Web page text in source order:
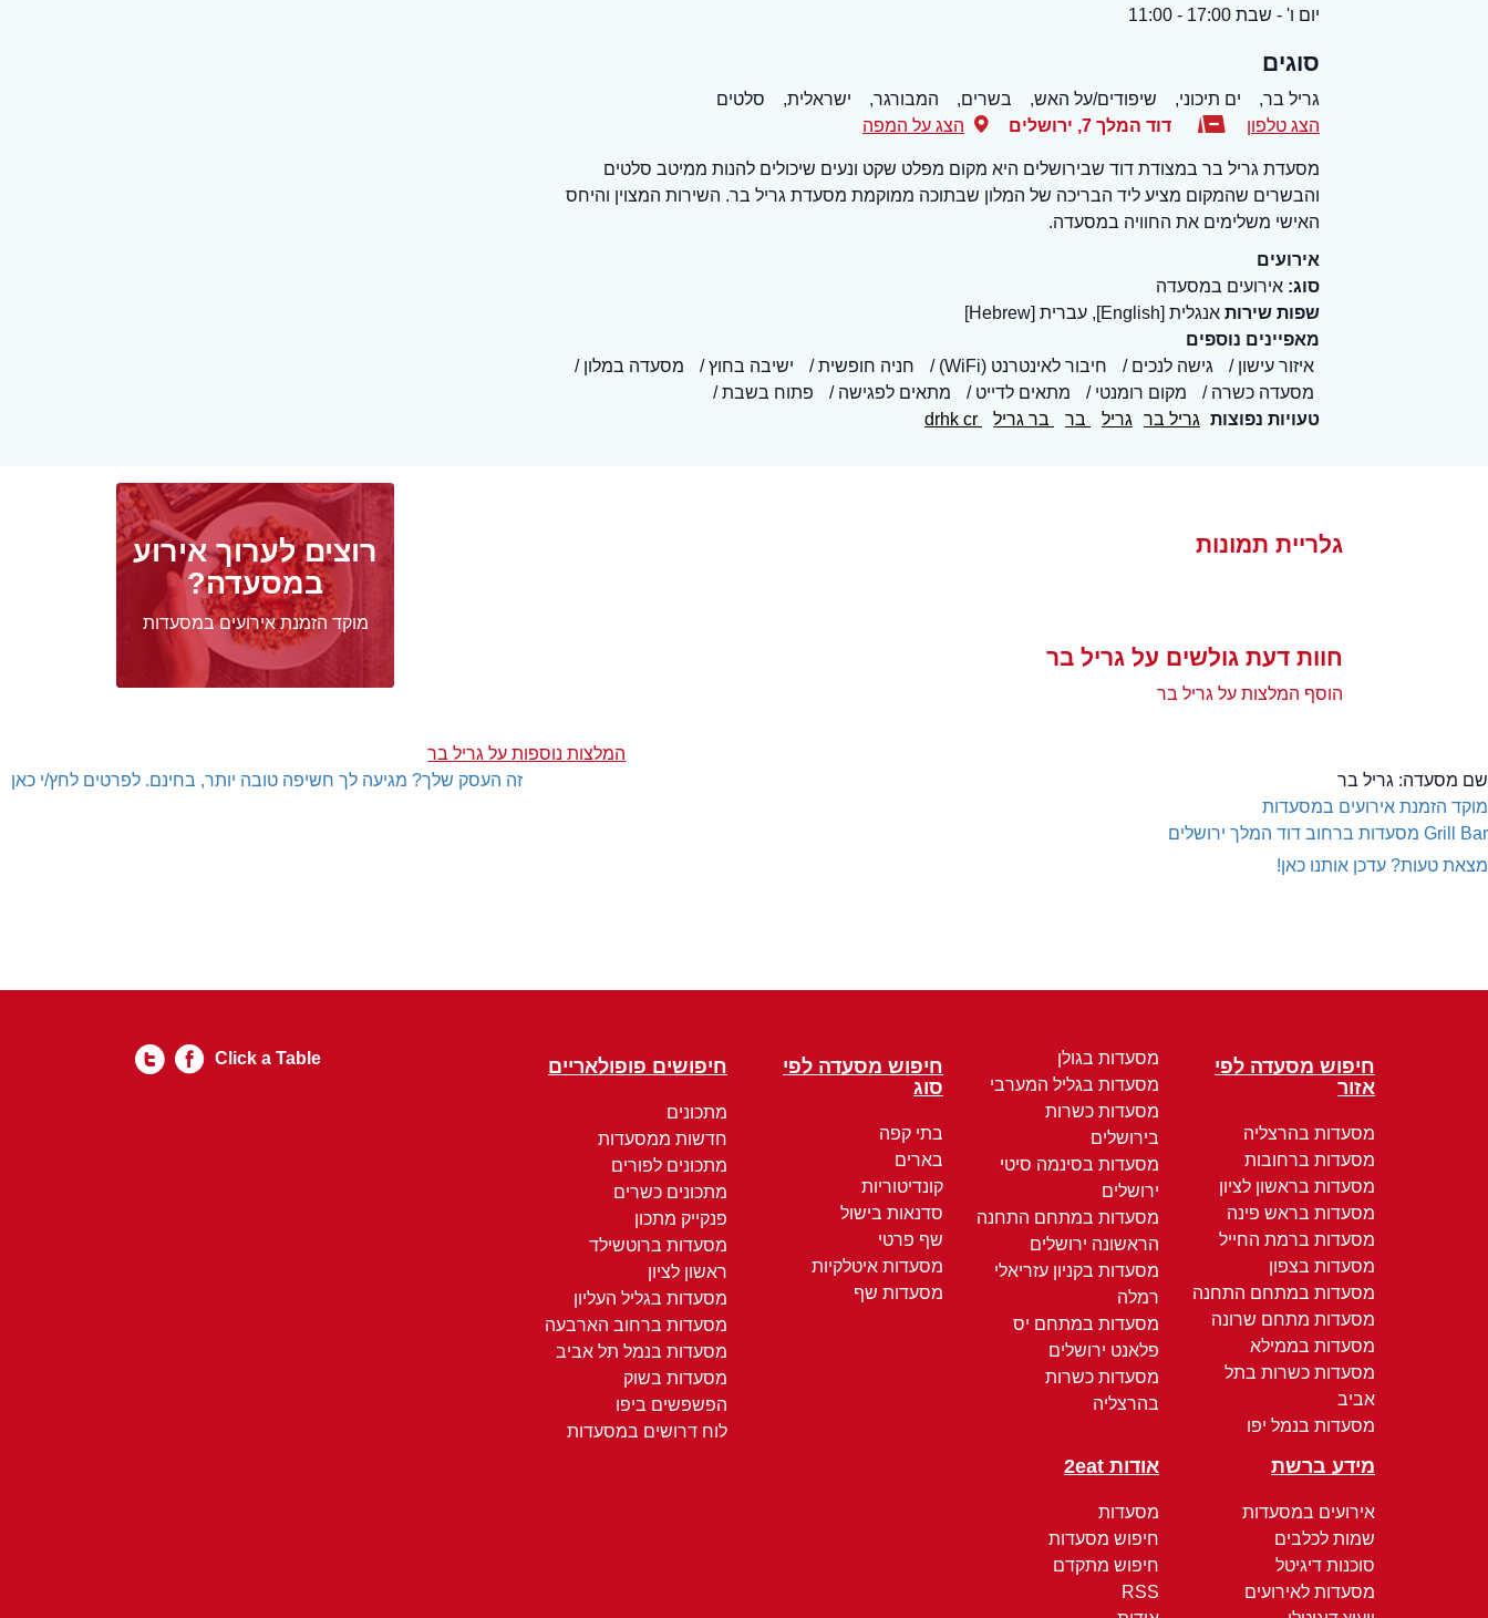
יום ו' - שבת 17:00 - 11:00
סוגים
גריל בר, ים תיכוני, שיפודים/על האש, בשרים, המבורגר, ישראלית,
סלטים
הצג טלפון
דוד המלך 7 , ירושלים הצג על המפה
מסעדת גריל בר במצודת דוד שבירושלים היא מקום מפלט שקט ונעים שיכולים להנות ממיטב סלטים
והבשרים שהמקום מציע ליד הבריכה של המלון שבתוכה ממוקמת מסעדת גריל בר. השירות המצוין והיחס
האישי משלימים את החוויה במסעדה.
אירועים
סוג: אירועים במסעדה
שפות שירות אנגלית [English], עברית [Hebrew]
מאפיינים נוספים
איזור עישון
גישה לנכים חיבור לאינטרנט (WiFi) חניה חופשית ישיבה בחוץ
מסעדה במלון
מסעדה כשרה
מקום רומנטי מתאים לדייט מתאים לפגישה
פתוח בשבת
טעויות נפוצות גריל בר גריל בר בר גריל
גלריית תמונות
חוות דעת גולשים על גריל בר
הוסף המלצות על גריל בר
המלצות נוספות על גריל בר
רוצים לערוך אירוע
במסעדה?
מוקד הזמנת אירועים במסעדות
זה העסק שלך? מגיעה לך חשיפה טובה יותר, בחינם. לפרטים לחץ/י כאן שם מסעדה: גריל בר
מוקד הזמנת אירועים במסעדות
Grill Bar מסעדות ברחוב דוד המלך ירושלים
מצאת טעות? עדכן אותנו כאן!
חיפוש מסעדה לפי
אזור
מסעדות בהרצליה
מסעדות ברחובות
מסעדות בראשון לציון
מסעדות בראש פינה
מסעדות ברמת החייל
מסעדות בצפון
מסעדות במתחם התחנה
מסעדות מתחם שרונה
מסעדות בממילא
מסעדות כשרות בתל
אביב
מסעדות בנמל יפו
מסעדות בגולן
מסעדות בגליל המערבי
מסעדות כשרות
בירושלים
מסעדות בסינמה סיטי
ירושלים
מסעדות במתחם התחנה
הראשונה ירושלים
מסעדות בקניון עזריאלי
רמלה
מסעדות במתחם יס
פלאנט ירושלים
מסעדות כשרות
בהרצליה
חיפוש מסעדה לפי
סוג
בתי קפה
בארים
קונדיטוריות
סדנאות בישול
שף פרטי
מסעדות איטלקיות
מסעדות שף
חיפושים פופולאריים
מתכונים
חדשות ממסעדות
מתכונים לפורים
מתכונים כשרים
פנקייק מתכון
מסעדות ברוטשילד
ראשון לציון
מסעדות בגליל העליון
מסעדות ברחוב הארבעה
מסעדות בנמל תל אביב
מסעדות בשוק
הפשפשים ביפו
לוח דרושים במסעדות
מידע ברשת
אירועים במסעדות
שמות לכלבים
סוכנות דיגיטל
מסעדות לאירועים
אודות 2eat
מסעדות
חיפוש מסעדות
חיפוש מתקדם
RSS
Click a Table